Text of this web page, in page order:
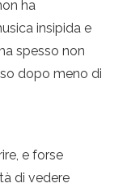
ha
insipida e
spesso non
dopo meno di
e forse
di vedere